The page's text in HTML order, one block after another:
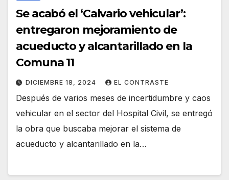
Se acabó el ‘Calvario vehicular’:
entregaron mejoramiento de
acueducto y alcantarillado en la
Comuna 11
DICIEMBRE 18, 2024 EL CONTRASTE
Después de varios meses de incertidumbre y caos
vehicular en el sector del Hospital Civil, se entregó
la obra que buscaba mejorar el sistema de
acueducto y alcantarillado en la…